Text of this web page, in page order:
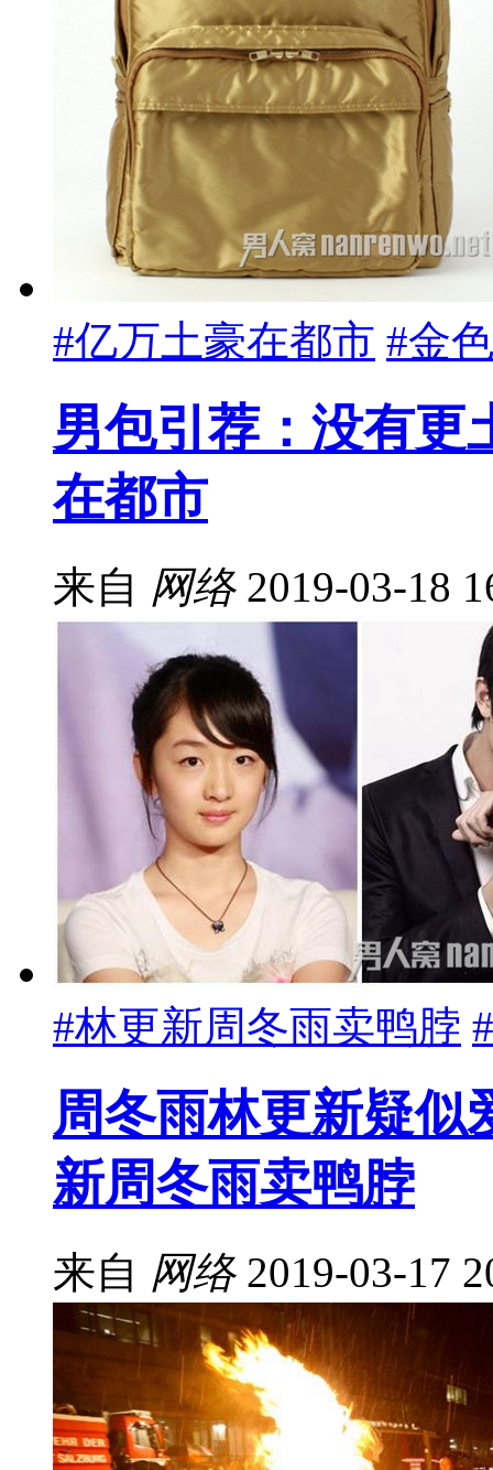
#亿万土豪在都市 #金
男包引荐：没有更
在都市
来自 网络 2019-03-18
#林更新周冬雨卖鸭脖
周冬雨林更新疑似
新周冬雨卖鸭脖
来自 网络 2019-03-17